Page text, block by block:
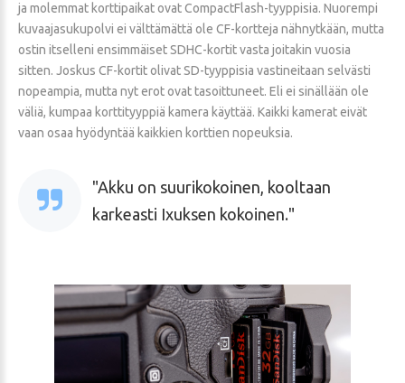
ja molemmat korttipaikat ovat CompactFlash-tyyppisia. Nuorempi
kuvaajasukupolvi ei välttämättä ole CF-kortteja nähnytkään, mutta
ostin itselleni ensimmäiset SDHC-kortit vasta joitakin vuosia
sitten. Joskus CF-kortit olivat SD-tyyppisia vastineitaan selvästi
nopeampia, mutta nyt erot ovat tasoittuneet. Eli ei sinällään ole
väliä, kumpaa korttityyppiä kamera käyttää. Kaikki kamerat eivät
vaan osaa hyödyntää kaikkien korttien nopeuksia.
Akku on suurikokoinen, kooltaan
karkeasti Ixuksen kokoinen.